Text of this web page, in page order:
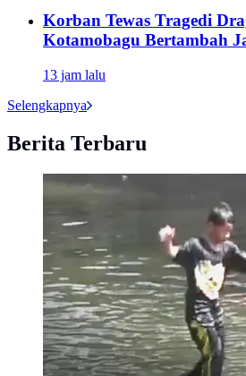
Korban Tewas Tragedi
Kotamobagu Bertambah
13 jam lalu
Selengkapnya
Berita Terbaru